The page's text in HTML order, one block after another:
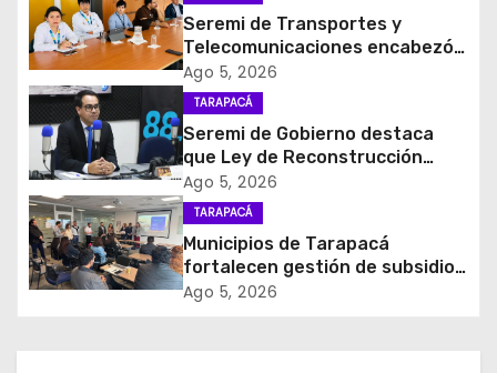
c
i
ó
n
d
e
Seremi de Transportes y
Telecomunicaciones encabezó
primera mesa de coordinación
para el retiro de cables en
desuso en Iquique
Ago 5, 2026
TARAPACÁ
Seremi de Gobierno destaca
que Ley de Reconstrucción
Nacional impulsará la inversión
y el empleo en Tarapacá
Ago 5, 2026
TARAPACÁ
Municipios de Tarapacá
fortalecen gestión de subsidios
de agua potable en jornada
Ago 5, 2026